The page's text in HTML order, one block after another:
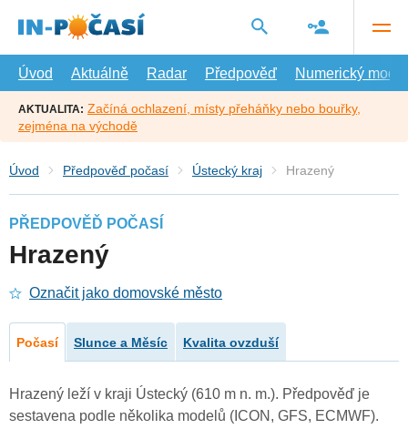
hlavní
Úvod
Aktuálně Radar Předpověď Numerický model
AKTUALITA: Začíná ochlazení, místy přeháňky nebo bouřky,
zejména na východě
Úvod Předpověď počasí Ústecký kraj Hrazený
PŘEDPOVĚĎ POČASÍ
Hrazený
Označit jako domovské město
Počasí Slunce a Měsíc Kvalita ovzduší
Hrazený leží v kraji Ústecký (610 m n. m.). Předpověď je
sestavena podle několika modelů (ICON, GFS, ECMWF).